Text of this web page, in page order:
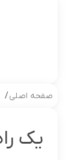
صفحه اصلی/
یک